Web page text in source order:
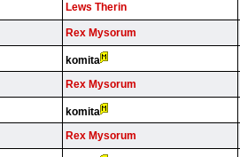
Lews Therin
Rex Mysorum
komita
Rex Mysorum
komita
Rex Mysorum